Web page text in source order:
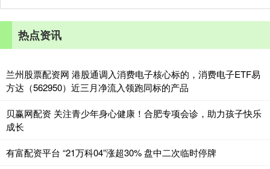
热点资讯
兰州股票配资网 港股通调入消费电子核心标的，消费电子ETF易
方达（562950）近三月净流入领跑同标的产品
贝赢网配资 关注青少年身心健康！合肥专项会诊，助力孩子快乐
成长
有富配资平台 “21万科04”涨超30% 盘中二次临时停牌